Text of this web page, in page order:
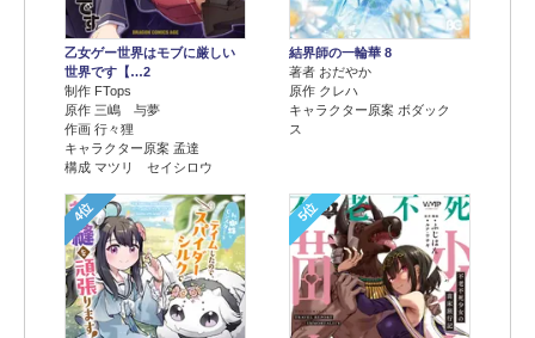
乙女ゲー世界はモブに厳しい
世界です【…2
制作 FTops
原作 三嶋 与夢
作画 行々狸
キャラクター原案 孟達
構成 マツリ セイシロウ
結界師の一輪華 8
著者 おだやか
原作 クレハ
キャラクター原案 ボダック
ス
4位 5位